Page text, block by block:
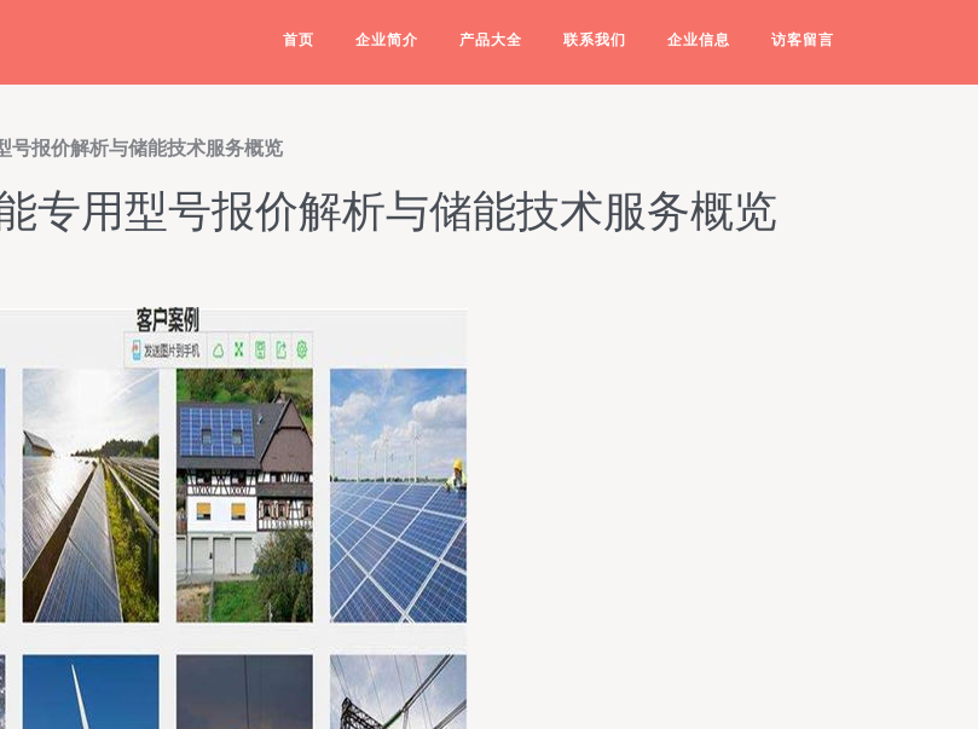
首页 企业简介 产品大全 联系我们 企业信息 访客留言
号报价解析与储能技术服务概览
专用型号报价解析与储能技术服务概览